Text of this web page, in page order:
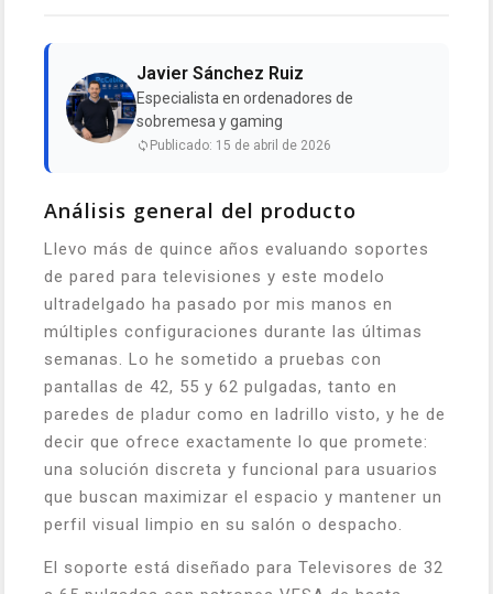
Javier Sánchez Ruiz
Especialista en ordenadores de
sobremesa y gaming
Publicado: 15 de abril de 2026
Análisis general del producto
Llevo más de quince años evaluando soportes
de pared para televisiones y este modelo
ultradelgado ha pasado por mis manos en
múltiples configuraciones durante las últimas
semanas. Lo he sometido a pruebas con
pantallas de 42, 55 y 62 pulgadas, tanto en
paredes de pladur como en ladrillo visto, y he de
decir que ofrece exactamente lo que promete:
una solución discreta y funcional para usuarios
que buscan maximizar el espacio y mantener un
perfil visual limpio en su salón o despacho.
El soporte está diseñado para Televisores de 32